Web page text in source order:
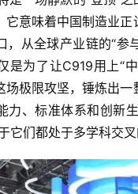
它意味着中国制造业正
，从全球产业链的“参
是为了让C919用上“
场极限攻坚，锤炼出一
力、标准体系和创新
它们都处于多学科交叉